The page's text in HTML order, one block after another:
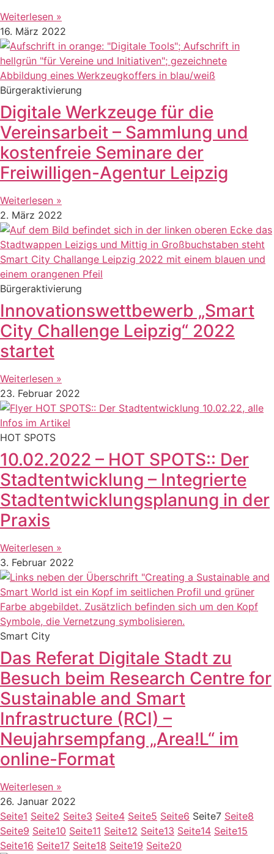
Weiterlesen »
16. März 2022
Bürgeraktivierung
Digitale Werkzeuge für die
Vereinsarbeit – Sammlung und
kostenfreie Seminare der
Freiwilligen-Agentur Leipzig
Weiterlesen »
2. März 2022
Bürgeraktivierung
Innovationswettbewerb „Smart
City Challenge Leipzig“ 2022
startet
Weiterlesen »
23. Februar 2022
HOT SPOTS
10.02.2022 – HOT SPOTS:: Der
Stadtentwicklung – Integrierte
Stadtentwicklungsplanung in der
Praxis
Weiterlesen »
3. Februar 2022
Smart City
Das Referat Digitale Stadt zu
Besuch beim Research Centre for
Sustainable and Smart
Infrastructure (RCI) –
Neujahrsempfang „Area!L“ im
online-Format
Weiterlesen »
26. Januar 2022
Seite1 Seite2 Seite3 Seite4 Seite5 Seite6 Seite7 Seite8
Seite9 Seite10 Seite11 Seite12 Seite13 Seite14 Seite15
Seite16 Seite17 Seite18 Seite19 Seite20